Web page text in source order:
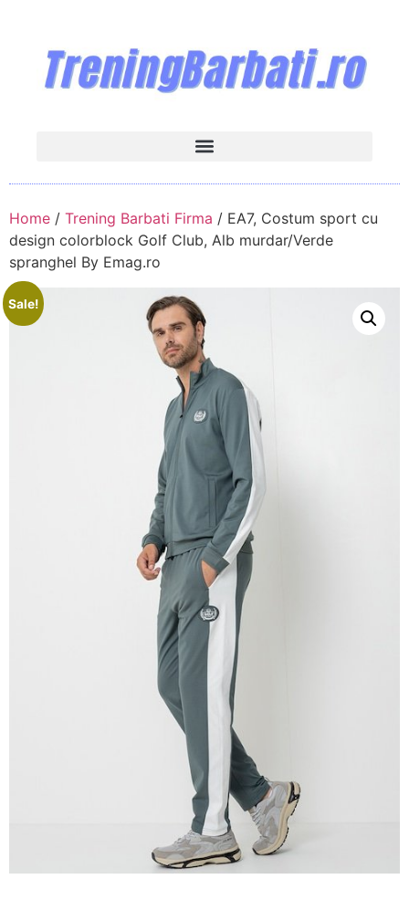
Home / Trening Barbati Firma / EA7, Costum sport cu
design colorblock Golf Club, Alb murdar/Verde
spranghel By Emag.ro
Sale!